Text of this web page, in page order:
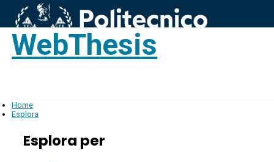
WebThesis
Home
Esplora
Esplora per